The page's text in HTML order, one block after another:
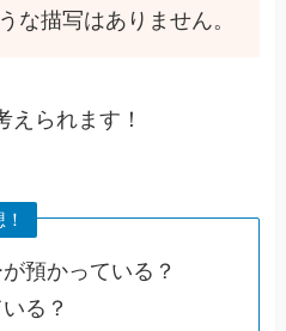
な描写はありません。
えられます！
預かっている？
る？